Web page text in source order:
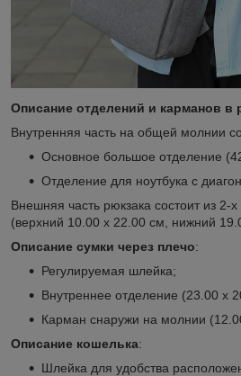
Описание отделений и карманов в
Внутренняя часть на общей молнии
Основное большое отделение
Отделение для ноутбука с
Внешняя часть рюкзака состоит из 2-
(верхний 10.00 х 22.00 см, нижний
Описание сумки через плечо:
Регулируемая шлейка;
Внутреннее отделение (23.00 х
Карман снаружи на молнии
Описание кошелька:
Шлейка для удобства